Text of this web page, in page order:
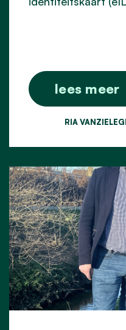
lees meer
RIA